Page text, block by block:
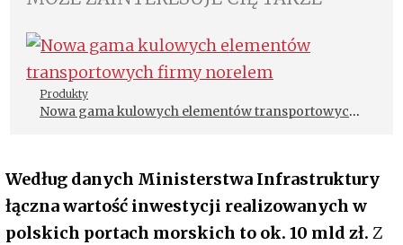
Produkty
Nowa gama kulowych elementów transportowych
Według danych Ministerstwa Infrastruktury
łączna wartość inwestycji realizowanych w
polskich portach morskich to ok. 10 mld zł. Z